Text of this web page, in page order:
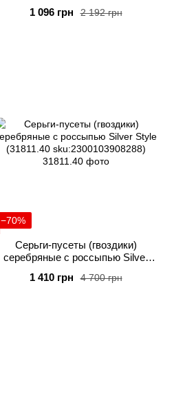
sku:2300103201280)
2 192 грн
1 096 грн
−70%
Серьги-пусеты (гвоздики)
серебряные с россыпью Silver
sku:2300103908288)
4 700 грн
1 410 грн